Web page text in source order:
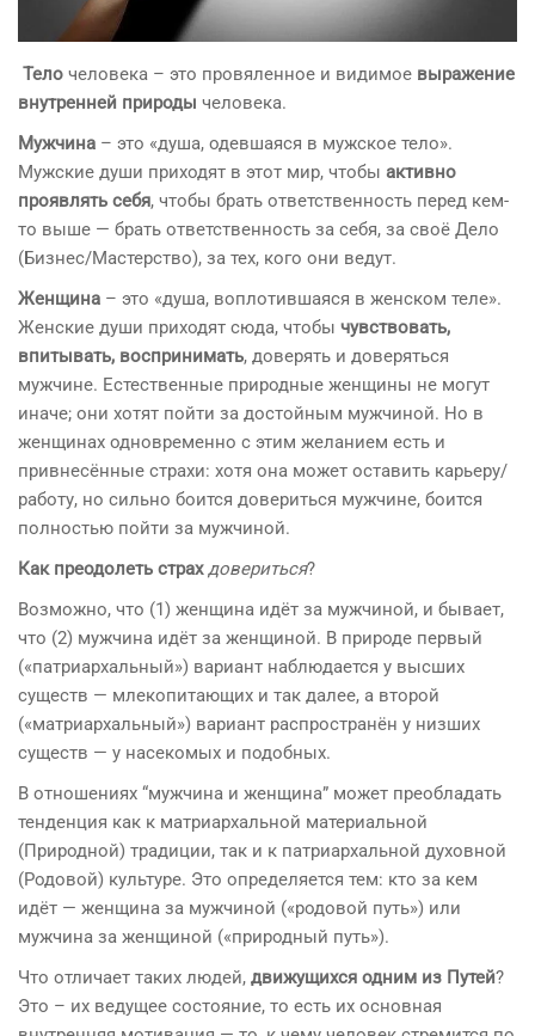
Тело человека – это провяленное и видимое выражение
внутренней природы человека.
Мужчина – это «душа, одевшаяся в мужское тело».
Мужские души приходят в этот мир, чтобы активно
проявлять себя, чтобы брать ответственность перед кем-
то выше — брать ответственность за себя, за своё Дело
(Бизнес/Мастерство), за тех, кого они ведут.
Женщина – это «душа, воплотившаяся в женском теле».
Женские души приходят сюда, чтобы чувствовать,
впитывать, воспринимать, доверять и доверяться
мужчине. Естественные природные женщины не могут
иначе; они хотят пойти за достойным мужчиной. Но в
женщинах одновременно с этим желанием есть и
привнесённые страхи: хотя она может оставить карьеру/
работу, но сильно боится довериться мужчине, боится
полностью пойти за мужчиной.
Как преодолеть страх довериться?
Возможно, что (1) женщина идёт за мужчиной, и бывает,
что (2) мужчина идёт за женщиной. В природе первый
(«патриархальный») вариант наблюдается у высших
существ — млекопитающих и так далее, а второй
(«матриархальный») вариант распространён у низших
существ — у насекомых и подобных.
В отношениях “мужчина и женщина” может преобладать
тенденция как к матриархальной материальной
(Природной) традиции, так и к патриархальной духовной
(Родовой) культуре. Это определяется тем: кто за кем
идёт — женщина за мужчиной («родовой путь») или
мужчина за женщиной («природный путь»).
Что отличает таких людей, движущихся одним из Путей?
Это – их ведущее состояние, то есть их основная